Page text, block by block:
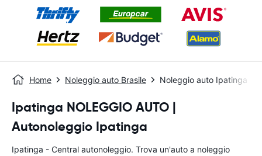
Home Noleggio auto Brasile Noleggio auto Ipatinga -
Ipatinga NOLEGGIO AUTO |
Autonoleggio Ipatinga
Ipatinga - Central autonoleggio. Trova un'auto a noleggio